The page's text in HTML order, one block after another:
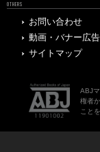
OTHERS
お問い合わせ
動画・バナー広
サイトマップ
ABJ
権者
こと